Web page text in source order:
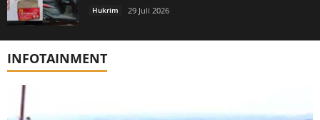
Hukrim 29 Juli 2026
INFOTAINMENT